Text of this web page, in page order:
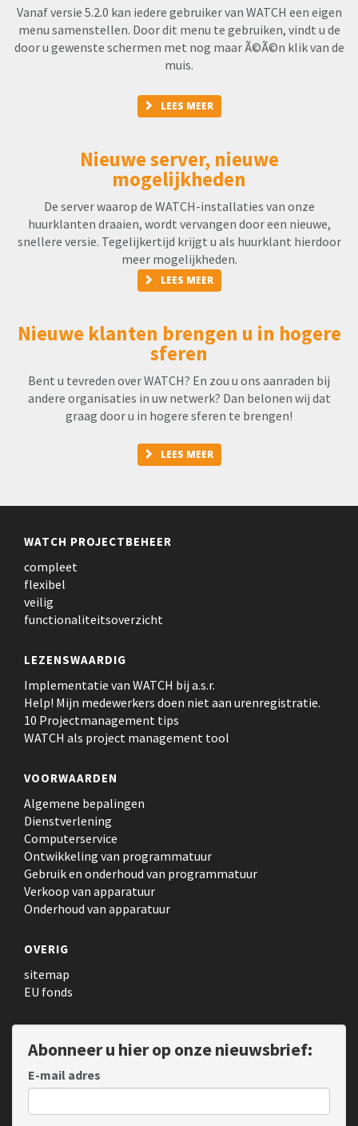
Vanaf versie 5.2.0 kan iedere gebruiker van WATCH een eigen
menu samenstellen. Door dit menu te gebruiken, vindt u de
door u gewenste schermen met nog maar Ã©Ã©n klik van de
muis.
LEES MEER
Nieuwe server, nieuwe
mogelijkheden
De server waarop de WATCH-installaties van onze
huurklanten draaien, wordt vervangen door een nieuwe,
snellere versie. Tegelijkertijd krijgt u als huurklant hierdoor
meer mogelijkheden.
LEES MEER
Nieuwe klanten brengen u in hogere
sferen
Bent u tevreden over WATCH? En zou u ons aanraden bij
andere organisaties in uw netwerk? Dan belonen wij dat
graag door u in hogere sferen te brengen!
LEES MEER
WATCH PROJECTBEHEER
compleet
flexibel
veilig
functionaliteitsoverzicht
LEZENSWAARDIG
Implementatie van WATCH bij a.s.r.
Help! Mijn medewerkers doen niet aan urenregistratie.
10 Projectmanagement tips
WATCH als project management tool
VOORWAARDEN
Algemene bepalingen
Dienstverlening
Computerservice
Ontwikkeling van programmatuur
Gebruik en onderhoud van programmatuur
Verkoop van apparatuur
Onderhoud van apparatuur
OVERIG
sitemap
EU fonds
Abonneer u hier op onze nieuwsbrief:
E-mail adres